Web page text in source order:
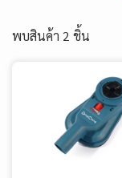
พบสินค้า 2 ชิ้น